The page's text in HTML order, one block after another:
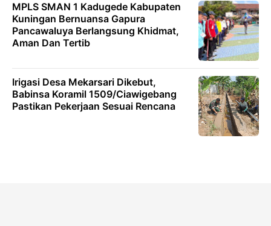
MPLS SMAN 1 Kadugede Kabupaten
Kuningan Bernuansa Gapura
Pancawaluya Berlangsung Khidmat,
Aman Dan Tertib
Irigasi Desa Mekarsari Dikebut,
Babinsa Koramil 1509/Ciawigebang
Pastikan Pekerjaan Sesuai Rencana